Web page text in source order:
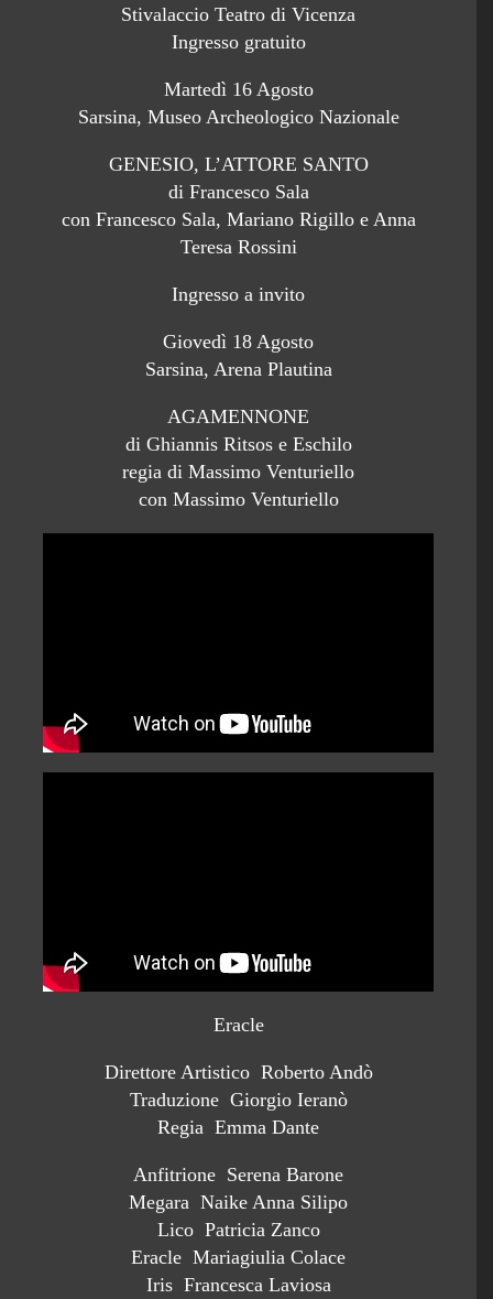
Stivalaccio Teatro di Vicenza
Ingresso gratuito
Martedì 16 Agosto
Sarsina, Museo Archeologico Nazionale
GENESIO, L’ATTORE SANTO
di Francesco Sala
con Francesco Sala, Mariano Rigillo e Anna
Teresa Rossini
Ingresso a invito
Giovedì 18 Agosto
Sarsina, Arena Plautina
AGAMENNONE
di Ghiannis Ritsos e Eschilo
regia di Massimo Venturiello
con Massimo Venturiello
Eracle
Direttore Artistico Roberto Andò
Traduzione Giorgio Ieranò
Regia Emma Dante
Anfitrione Serena Barone
Megara Naike Anna Silipo
Lico Patricia Zanco
Eracle Mariagiulia Colace
Iris Francesca Laviosa